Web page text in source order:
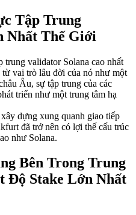
Tập Trung
Nhất Thế Giới
validator Solana cao nhất
vai trò lâu đời của nó như một
Âu, sự tập trung của các
triển như một trung tâm hạ
dựng xung quanh giao tiếp
đã trở nên có lợi thế cấu trúc
như Solana.
Bên Trong Trung
Độ Stake Lớn Nhất